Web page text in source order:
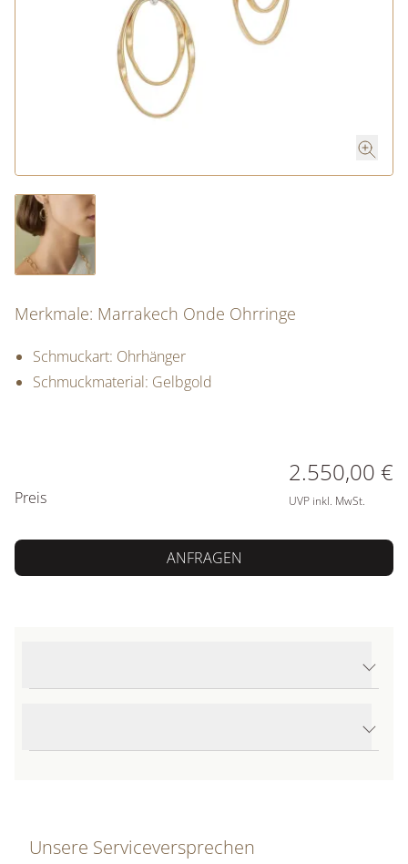
Merkmale: Marrakech Onde Ohrringe
Schmuckart: Ohrhänger
Schmuckmaterial: Gelbgold
Preis
2.550,00 €
UVP inkl. MwSt.
ANFRAGEN
Unsere Serviceversprechen